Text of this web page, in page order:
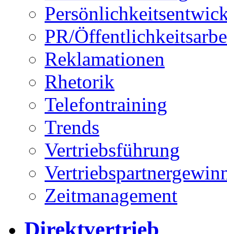
PR/
Reklamationen
Rhetorik
Telefontraining
Trends
Vertriebsführung
Zeitmanagement
Direktvertrieb